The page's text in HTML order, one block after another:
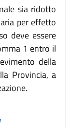
sia ridotto
per effetto
deve essere
1 entro il
della
Provincia, a